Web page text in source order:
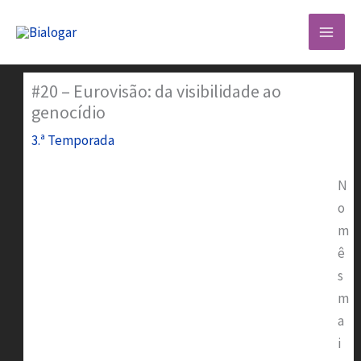
#20 – Eurovisão: da visibilidade ao
genocídio
3.ª Temporada
N
o
m
ê
s
m
a
i